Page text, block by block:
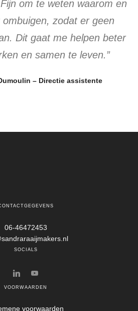
om te weten waarom en
zodat er geen
Dit gaat me helpen beter
en samen te leven.”
– Directie assistente
06-46472453
SOCIALS
VOORWAARDEN
voorwaarden